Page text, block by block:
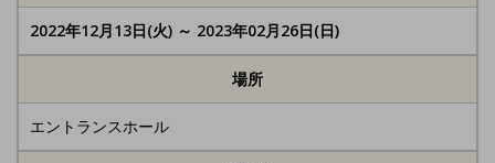
2022年12月13日(火) ～ 2023年02月26日(日)
場所
エントランスホール